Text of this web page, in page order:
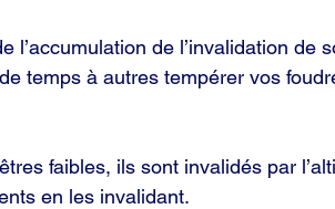
l’accumulation de l’invalidation de
temps à autres tempérer vos
faibles, ils sont invalidés par
en les invalidant.